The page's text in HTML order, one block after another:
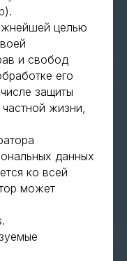
целью
и свобод
его
защиты
жизни,
данных
ко всей
может